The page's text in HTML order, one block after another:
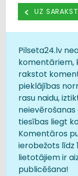
UZ
Pilseta24.lv
komentāriem,
rakstot
pieklājības
rasu naidu,
tiesības liegt
Komentāros
ierobežots līdz
lietotājiem ir
publicēšana!